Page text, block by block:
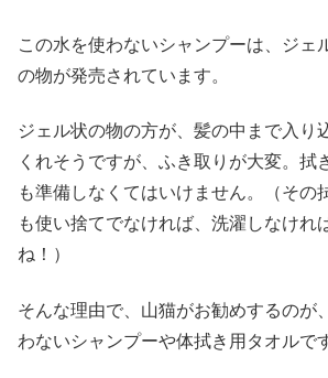
この水を使わないシャンプーは、ジェ
の物が発売されています。
ジェル状の物の方が、髪の中まで入り
くれそうですが、ふき取りが大変。拭
も準備しなくてはいけません。（その
も使い捨てでなければ、洗濯しなけれ
ね！）
そんな理由で、山猫がお勧めするのが
わないシャンプーや体拭き用タオルで